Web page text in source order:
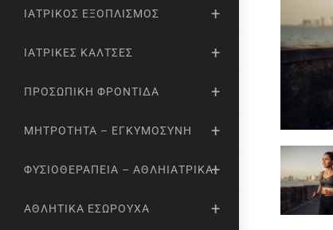
ΙΑΤΡΙΚΌΣ ΕΞΟΠΛΙΣΜΌΣ
ΙΑΤΡΙΚΈΣ ΚΆΛΤΣΕΣ
ΠΡΟΣΩΠΙΚΉ ΦΡΟΝΤΊΔΑ
ΜΗΤΡΌΤΗΤΑ – ΕΓΚΥΜΟΣΎΝΗ
ΦΥΣΙΟΘΕΡΑΠΕΊΑ – ΑΘΛΗΙΑΤΡΙΚΆ
ΑΘΛΗΤΙΚΆ ΕΣΏΡΟΥΧΑ